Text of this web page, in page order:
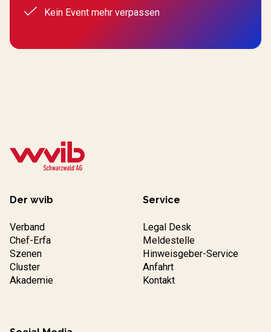
Kein Event mehr verpassen
Der wvib
Verband
Chef-Erfa
Szenen
Cluster
Akademie
Service
Legal Desk
Meldestelle
Hinweisgeber-Service
Anfahrt
Kontakt